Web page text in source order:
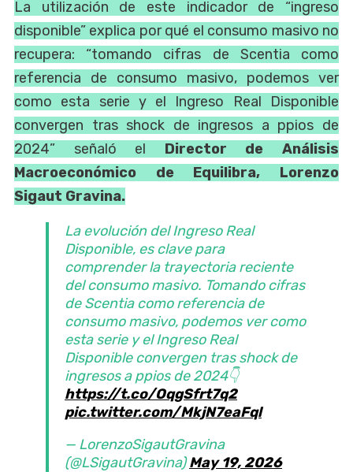
La utilización de este indicador de “ingreso
disponible” explica por qué el consumo masivo no
recupera: “tomando cifras de Scentia como
referencia de consumo masivo, podemos ver
como esta serie y el Ingreso Real Disponible
convergen tras shock de ingresos a ppios de
2024” señaló el Director de Análisis
Macroeconómico de Equilibra, Lorenzo
Sigaut Gravina.
La evolución del Ingreso Real
Disponible, es clave para
comprender la trayectoria reciente
del consumo masivo. Tomando cifras
de Scentia como referencia de
consumo masivo, podemos ver como
esta serie y el Ingreso Real
Disponible convergen tras shock de
ingresos a ppios de 2024👇
https://t.co/OqgSfrt7q2
pic.twitter.com/MkjN7eaFql
— LorenzoSigautGravina
(@LSigautGravina)May 19, 2026